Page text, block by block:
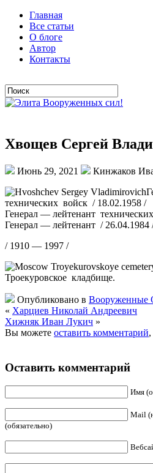
Главная
Все статьи
О блоге
Автор
Контакты
Хвощев Сергей
Июнь 29, 2021
Кинжаков
технических войск / 18.02.1958 /
Генерал — лейтенант
Генерал — лейтенант / 26.04.1984
/ 1910 — 1997 /
Троекуровское кладбище.
Опубликовано в Вооруженные
« Харциев Николай Андреевич
Хижняк Иван Лукич »
Вы можете оставить комментарий
Оставить комментарий
Имя
Mail
(обязательно)